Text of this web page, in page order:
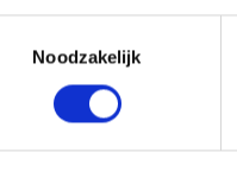
Noodzakelijk